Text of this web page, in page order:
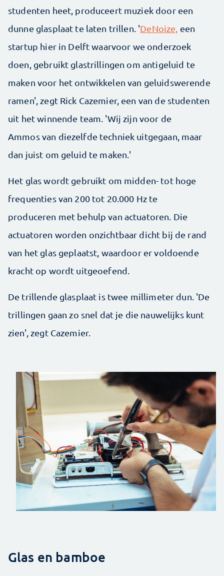
studenten heet, produceert muziek door een
dunne glasplaat te laten trillen. 'DeNoize, een
startup hier in Delft waarvoor we onderzoek
doen, gebruikt glastrillingen om antigeluid te
maken voor het ontwikkelen van geluidswerende
ramen', zegt Rick Cazemier, een van de studenten
uit het winnende team. 'Wij zijn voor de
Ammos van diezelfde techniek uitgegaan, maar
dan juist om geluid te maken.'
Het glas wordt gebruikt om midden- tot hoge
frequenties van 200 tot 20.000 Hz te
produceren met behulp van actuatoren. Die
actuatoren worden onzichtbaar dicht bij de rand
van het glas geplaatst, waardoor er voldoende
kracht op wordt uitgeoefend.
De trillende glasplaat is twee millimeter dun. 'De
trillingen gaan zo snel dat je die nauwelijks kunt
zien', zegt Cazemier.
Glas en bamboe